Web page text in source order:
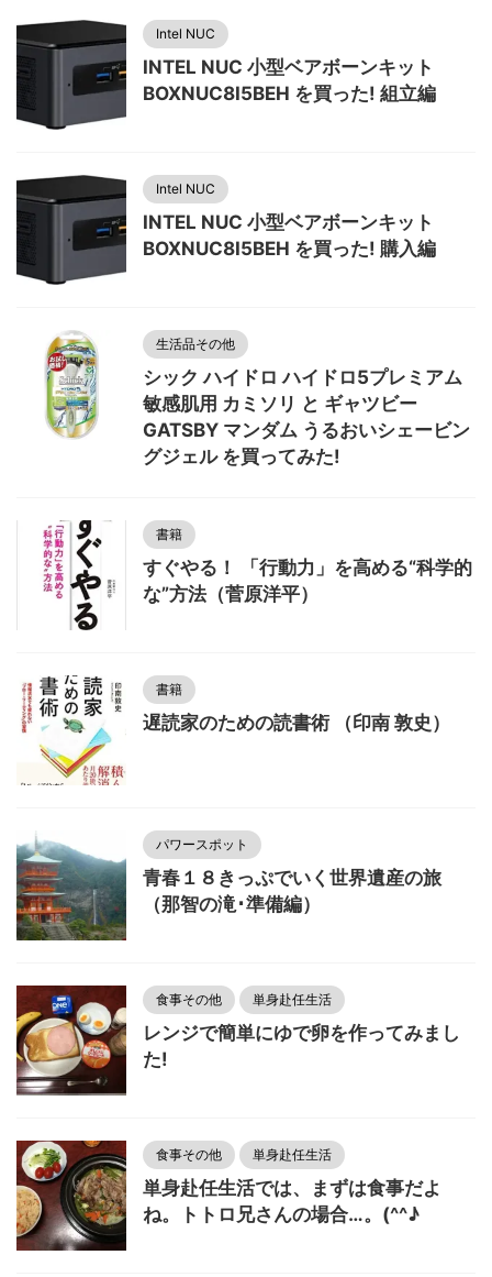
Intel NUC
INTEL NUC 小型ベアボーンキット
BOXNUC8I5BEH を買った! 組立編
Intel NUC
INTEL NUC 小型ベアボーンキット
BOXNUC8I5BEH を買った! 購入編
生活品その他
シック ハイドロ ハイドロ5プレミアム
敏感肌用 カミソリ と ギャツビー
GATSBY マンダム うるおいシェービン
グジェル を買ってみた!
書籍
すぐやる！ 「行動力」を高める“科学的
な”方法（菅原洋平）
書籍
遅読家のための読書術 （印南 敦史）
パワースポット
青春１８きっぷでいく世界遺産の旅
（那智の滝･準備編）
食事その他 単身赴任生活
レンジで簡単にゆで卵を作ってみまし
た!
食事その他 単身赴任生活
単身赴任生活では、まずは食事だよ
ね。トトロ兄さんの場合…。(^^♪